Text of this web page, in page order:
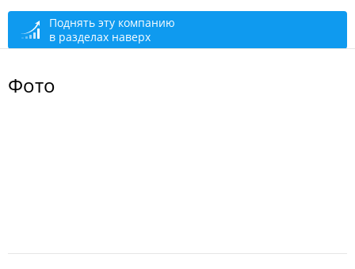
Поднять эту компанию
в разделах наверх
Фото